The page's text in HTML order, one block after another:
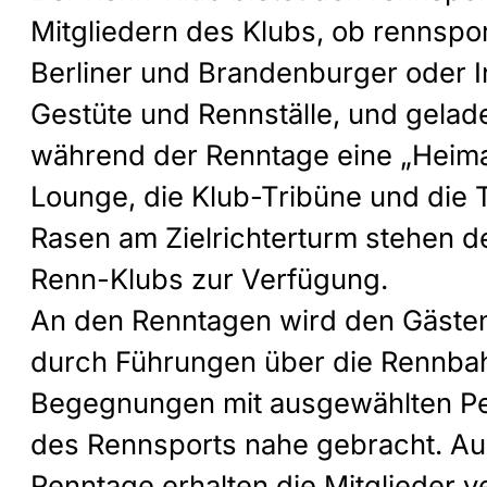
Mitgliedern des Klubs, ob
Berliner und Brandenburger oder
Gestüte und Rennställe, und
während der Renntage eine
Lounge, die Klub-Tribüne und die
Rasen am Zielrichterturm stehen
Renn-Klubs zur Verfügung.
An den Renntagen wird den
durch Führungen über die
Begegnungen mit ausgewählten
des Rennsports nahe gebracht.